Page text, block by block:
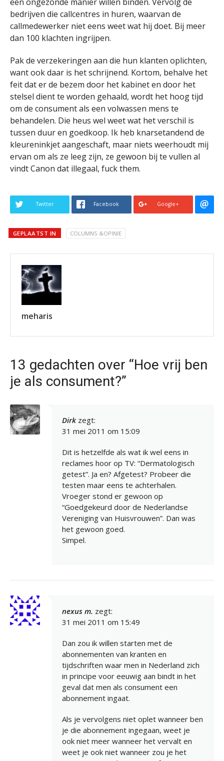
bedrijven die callcentres in huren, waarvan de
callmedewerker niet eens weet wat hij doet. Bij meer
dan 100 klachten ingrijpen.
Pak de verzekeringen aan die hun klanten oplichten,
want ook daar is het schrijnend. Kortom, behalve het
feit dat er de bezem door het kabinet en door het
stelsel dient te worden gehaald, wordt het hoog tijd
om de consument als een volwassen mens te
behandelen. Die heus wel weet wat het verschil is
tussen duur en goedkoop. Ik heb knarsetandend de
kleureninkjet aangeschaft, maar niets weerhoudt mij
ervan om als ze leeg zijn, ze gewoon bij te vullen al
vindt Canon dat illegaal, fuck them.
Twitter Facebook Google+
GEPLAATST IN COLUMNS &OPINIE
meharis
13 gedachten over “Hoe vrij ben
je als consument?”
Dirk zegt:
31 mei 2011 om 15:09
Dit is hetzelfde als wat ik wel eens in
reclames hoor op TV: “Dermatologisch
getest”. Ja en? Afgetest? Probeer die
testen maar eens te achterhalen.
Vroeger stond er gewoon op
“Goedgekeurd door de Nederlandse
Vereniging van Huisvrouwen”. Dan was
het gewoon goed.
Simpel.
nexus m. zegt:
31 mei 2011 om 15:49
Dan zou ik willen starten met de
abonnementen van kranten en
tijdschriften waar men in Nederland zich
in principe voor eeuwig aan bindt in het
geval dat men als consument een
abonnement ingaat.
Als je vervolgens niet oplet wanneer ben
je die abonnement ingegaan, weet je
ook niet meer wanneer het vervalt en
weet je ook niet wanneer zou je het